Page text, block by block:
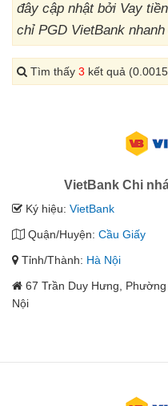
đây cập nhật bởi Vay
chỉ PGD VietBank
Tìm thấy 3 kết quả
VietBank Chi
Ký hiệu: VietBank
Quận/Huyện: Cầu Giấy
Tỉnh/Thành: Hà Nội
67 Trần Duy Hưng,
Nội